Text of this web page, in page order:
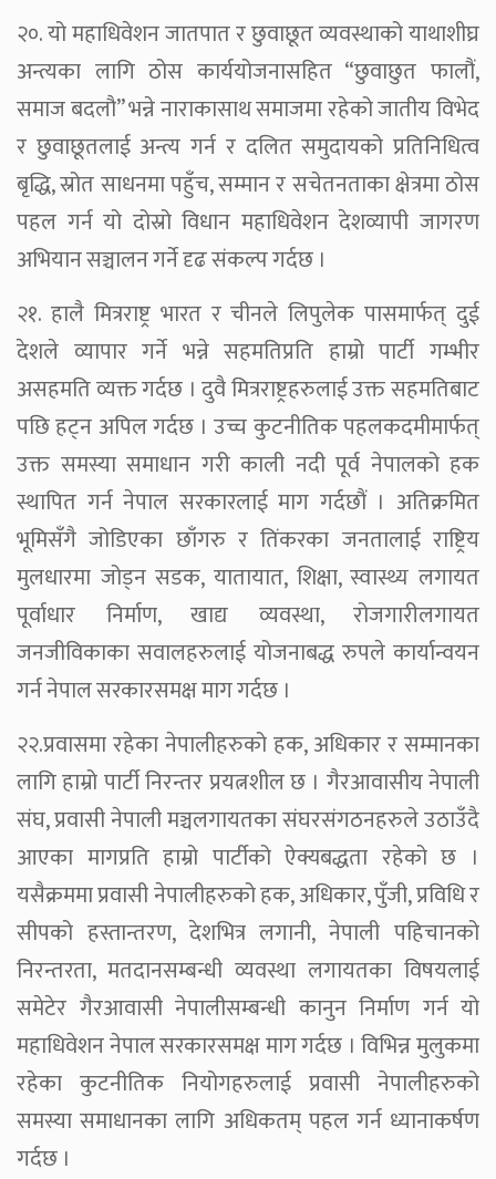
२०. यो महाधिवेशन जातपात र छुवाछूत व्यवस्थाको याथाशीघ्र
अन्त्यका लागि ठोस कार्ययोजनासहित “छुवाछुत फालौं,
समाज बदलौ” भन्ने नाराकासाथ समाजमा रहेको जातीय विभेद
र छुवाछूतलाई अन्त्य गर्न र दलित समुदायको प्रतिनिधित्व
बृद्धि, स्रोत साधनमा पहुँच, सम्मान र सचेतनताका क्षेत्रमा ठोस
पहल गर्न यो दोस्रो विधान महाधिवेशन देशव्यापी जागरण
अभियान सञ्चालन गर्ने दृढ संकल्प गर्दछ ।
२१. हालै मित्रराष्ट्र भारत र चीनले लिपुलेक पासमार्फत् दुई
देशले व्यापार गर्ने भन्ने सहमतिप्रति हाम्रो पार्टी गम्भीर
असहमति व्यक्त गर्दछ । दुवै मित्रराष्ट्रहरुलाई उक्त सहमतिबाट
पछि हट्न अपिल गर्दछ । उच्च कुटनीतिक पहलकदमीमार्फत्
उक्त समस्या समाधान गरी काली नदी पूर्व नेपालको हक
स्थापित गर्न नेपाल सरकारलाई माग गर्दछौं । अतिक्रमित
भूमिसँगै जोडिएका छाँगरु र तिंकरका जनतालाई राष्ट्रिय
मुलधारमा जोड्न सडक, यातायात, शिक्षा, स्वास्थ्य लगायत
पूर्वाधार निर्माण, खाद्य व्यवस्था, रोजगारीलगायत
जनजीविकाका सवालहरुलाई योजनाबद्ध रुपले कार्यान्वयन
गर्न नेपाल सरकारसमक्ष माग गर्दछ ।
२२.प्रवासमा रहेका नेपालीहरुको हक, अधिकार र सम्मानका
लागि हाम्रो पार्टी निरन्तर प्रयत्नशील छ । गैरआवासीय नेपाली
संघ, प्रवासी नेपाली मञ्चलगायतका संघरसंगठनहरुले उठाउँदै
आएका मागप्रति हाम्रो पार्टीको ऐक्यबद्धता रहेको छ ।
यसैक्रममा प्रवासी नेपालीहरुको हक, अधिकार, पुँजी, प्रविधि र
सीपको हस्तान्तरण, देशभित्र लगानी, नेपाली पहिचानको
निरन्तरता, मतदानसम्बन्धी व्यवस्था लगायतका विषयलाई
समेटेर गैरआवासी नेपालीसम्बन्धी कानुन निर्माण गर्न यो
महाधिवेशन नेपाल सरकारसमक्ष माग गर्दछ । विभिन्न मुलुकमा
रहेका कुटनीतिक नियोगहरुलाई प्रवासी नेपालीहरुको
समस्या समाधानका लागि अधिकतम् पहल गर्न ध्यानाकर्षण
गर्दछ ।